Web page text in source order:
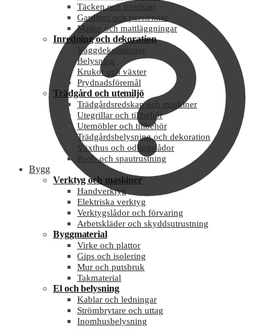
Täcken och överkast
Gardiner och persienner
Mattor och mattläggningar
Inredning och dekoration
Väggdekorationer
Belysning
Krukor och växter
Prydnadsföremål
Trädgård och utemiljö
Trädgårdsredskap och maskiner
Utegrillar och tillbehör
Utemöbler och tillbehör
Trädgårdsbelysning och dekoration
Växthus och odlingslådor
Pool- och spautrustning
Bygg
Verktyg och maskiner
Handverktyg
Elektriska verktyg
Verktygslådor och förvaring
Arbetskläder och skyddsutrustning
Byggmaterial
Virke och plattor
Gips och isolering
Mur och putsbruk
Takmaterial
El och belysning
Kablar och ledningar
Strömbrytare och uttag
Inomhusbelysning